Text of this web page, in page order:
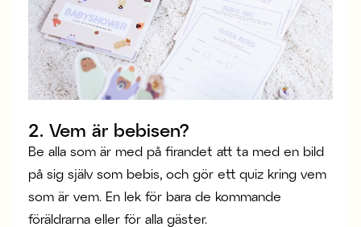
2. Vem är bebisen?
Be alla som är med på firandet att ta med en bild
på sig själv som bebis, och gör ett quiz kring vem
som är vem. En lek för bara de kommande
föräldrarna eller för alla gäster.